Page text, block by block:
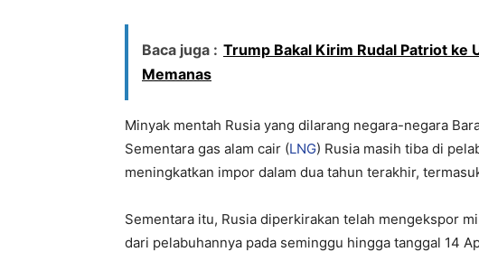
Baca juga : Trump Bakal Kirim Rudal Patriot ke
Memanas
Minyak mentah Rusia yang dilarang negara-negara
Sementara gas alam cair (LNG) Rusia masih tiba di
meningkatkan impor dalam dua tahun terakhir,
Sementara itu, Rusia diperkirakan telah mengekspor
dari pelabuhannya pada seminggu hingga tanggal 14